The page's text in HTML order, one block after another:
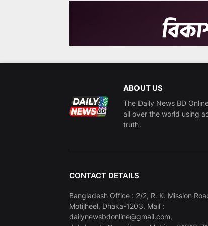
ABOUT US
The Daily News BD
all over the world using
truth.
CONTACT DETAILS
Bangladesh Office : 2/2, R. K. Mission
Motijheel, Dhaka-1203. Mail :
dailynewsbdonline@gmail.com,